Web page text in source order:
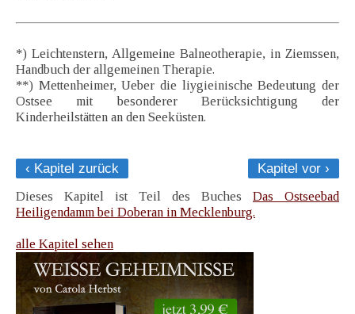
*) Leichtenstern, Allgemeine Balneotherapie, in Ziemssen,
Handbuch der allgemeinen Therapie.
**) Mettenheimer, Ueber die liygieinische Bedeutung der
Ostsee mit besonderer Berücksichtigung der
Kinderheilstätten an den Seeküsten.
‹ Kapitel zurück
Kapitel vor ›
Dieses Kapitel ist Teil des Buches Das Ostseebad
Heiligendamm bei Doberan in Mecklenburg.
alle Kapitel sehen